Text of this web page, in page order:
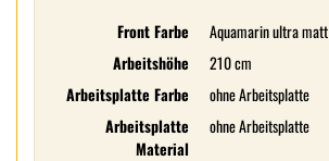
Front Farbe
Aquamarin ultra matt
Arbeitshöhe
210 cm
Arbeitsplatte Farbe
ohne Arbeitsplatte
Arbeitsplatte
Material
ohne Arbeitsplatte